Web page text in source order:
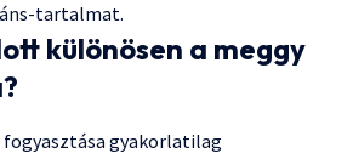
tartalmat.
különösen a meggy
fogyasztása gyakorlatilag